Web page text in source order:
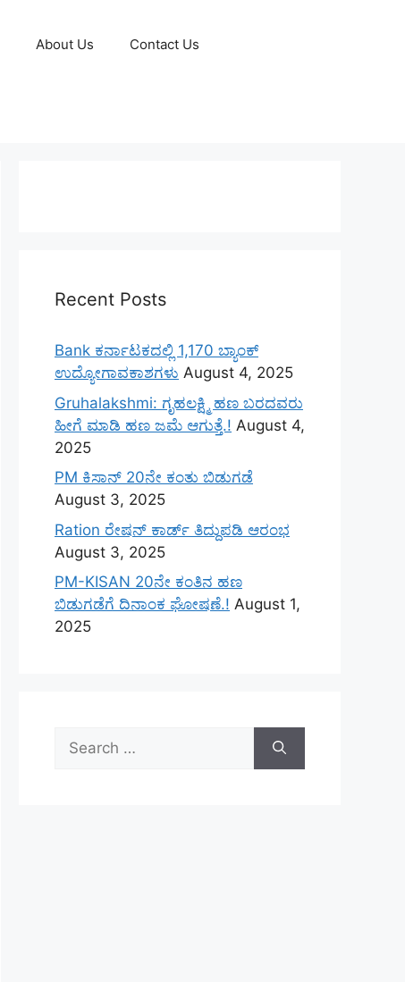
About Us Contact Us
Recent Posts
Bank ಕರ್ನಾಟಕದಲ್ಲಿ 1,170 ಬ್ಯಾಂಕ್
ಉದ್ಯೋಗಾವಕಾಶಗಳು August 4, 2025
Gruhalakshmi: ಗೃಹಲಕ್ಷ್ಮಿ ಹಣ ಬರದವರು
ಹೀಗೆ ಮಾಡಿ ಹಣ ಜಮೆ‌ ಆಗುತ್ತೆ.! August 4,
2025
PM ಕಿಸಾನ್ 20ನೇ ಕಂತು ಬಿಡುಗಡೆ
August 3, 2025
Ration ರೇಷನ್ ಕಾರ್ಡ್ ತಿದ್ದುಪಡಿ ಆರಂಭ
August 3, 2025
PM-KISAN 20ನೇ ಕಂತಿನ ಹಣ
ಬಿಡುಗಡೆಗೆ ದಿನಾಂಕ ಘೋಷಣೆ.! August 1,
2025
Search
for: